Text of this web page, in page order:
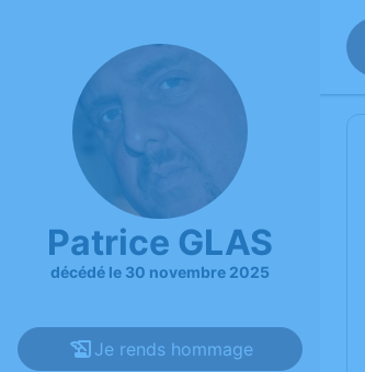
Patrice GLAS
décédé le 30 novembre 2025
Je rends hommage